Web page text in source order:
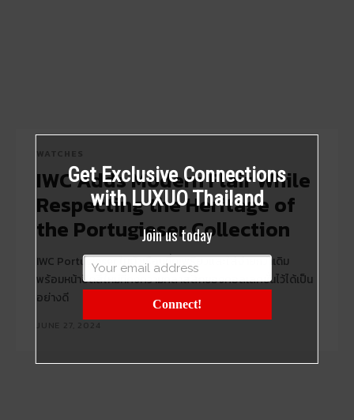
IWC Adds Modern Flair While
Respecting the Heritage of
the Portugieser Collection
IWC Portugieser ในตัวเรือนที่ดูเพรียวและใส่ง่ายกว่าเดิม
พร้อมหน้าปัดสีใหม่ที่คงความคลาสสิกของคอลเลคชั่นไว้ได้เป็น
อย่างดี
Get Exclusive Connections
with LUXUO Thailand
Join us today
Connect!